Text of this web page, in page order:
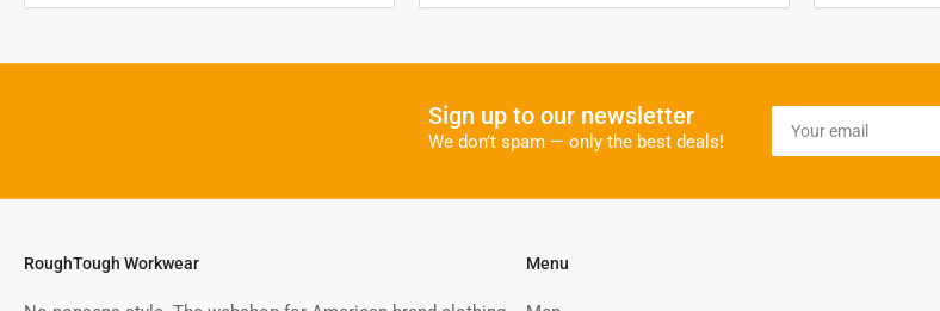
Sign up to our newsletter
We don’t spam — only the best deals!
Your
email
RoughTough Workwear Menu